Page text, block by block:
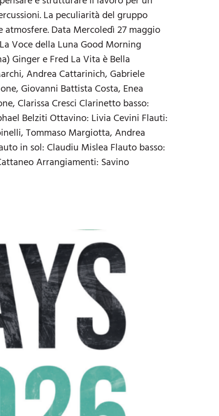
La peculiarità del gruppo
Data Mercoledì 27 maggio
Voce della Luna Good Morning
Ginger e Fred La Vita è Bella
Andrea Cattarinich, Gabriele
Giovanni Battista Costa, Enea
Clarissa Cresci Clarinetto basso:
Belziti Ottavino: Livia Cevini Flauti:
Tommaso Margiotta, Andrea
in sol: Claudiu Mislea Flauto basso:
Arrangiamenti: Savino